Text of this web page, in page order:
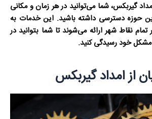
گیربکس، شما می‌توانید در هر زمان و مکانی
حوزه دسترسی داشته باشید. این خدمات به
نقاط شهر ارائه می‌شوند تا شما بتوانید در
خود رسیدگی کنید.
از امداد گیربکس